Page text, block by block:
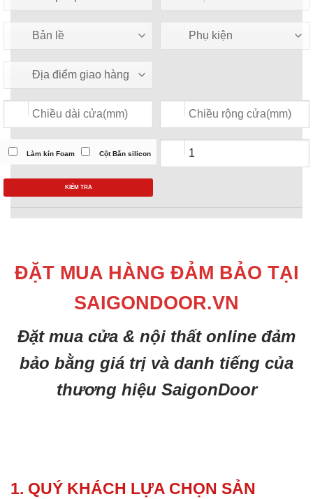
Làm kín Foam Cột Bắn silicon
KIỂM TRA
ĐẶT MUA HÀNG ĐẢM BẢO TẠI
SAIGONDOOR.VN
Đặt mua cửa & nội thất online đảm
bảo bằng giá trị và danh tiếng của
thương hiệu SaigonDoor
1. QUÝ KHÁCH LỰA CHỌN SẢN